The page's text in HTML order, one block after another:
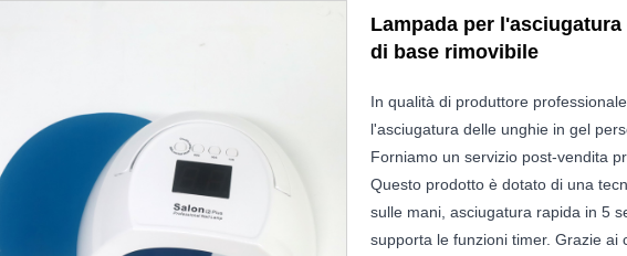
Lampada per
di base rimovibile
In qualità di produttore
l'asciugatura delle unghie in gel
Forniamo un servizio post-vendita
Questo prodotto è dotato di una
sulle mani, asciugatura rapida in 5
supporta le funzioni timer. Grazie ai